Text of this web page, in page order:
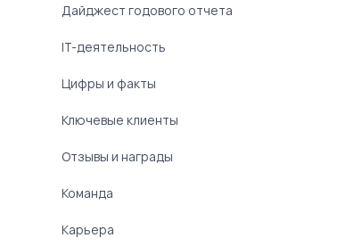
Дайджест годового отчета
IT-деятельность
Цифры и факты
Ключевые клиенты
Отзывы и награды
Команда
Карьера